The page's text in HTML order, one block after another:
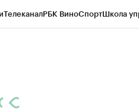
ТелеканалРБК ВиноСпортШкола